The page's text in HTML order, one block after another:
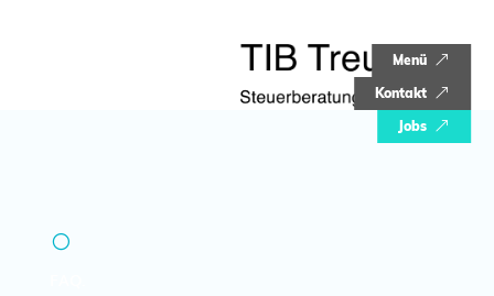
&
Menü
&
Kontakt
&
Jobs
[